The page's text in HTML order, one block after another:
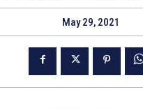
May 29, 2021